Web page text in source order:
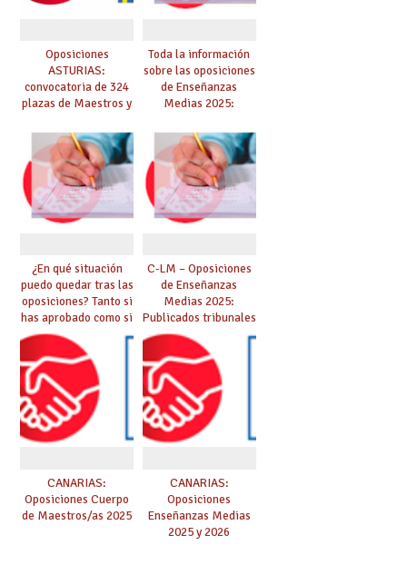
Oposiciones
ASTURIAS:
convocatoria de 324
plazas de Maestros y
Catedráticos de
Música y Artes
Escénicas
Toda la información
sobre las oposiciones
de Enseñanzas
Medias 2025:
DEFINITIVO DE
ASPIRANTES
SELECCIONADOS
¿En qué situación
puedo quedar tras las
oposiciones? Tanto si
has aprobado como si
te quedas en bolsa,
te lo explicamos todo
aquí
C-LM – Oposiciones
de Enseñanzas
Medias 2025:
Publicados tribunales
y sedes. CONSULTA
AQUÍ TU TRIBUNAL.
Las pruebas se
iniciarán el 21 de
junio.
CANARIAS:
Oposiciones Cuerpo
de Maestros/as 2025
CANARIAS:
Oposiciones
Enseñanzas Medias
2025 y 2026